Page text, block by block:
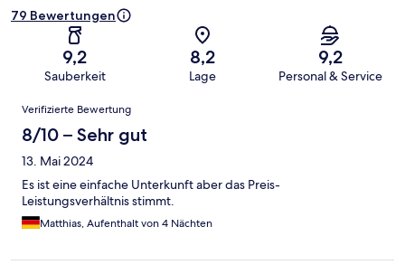
79 Bewertungen
9,2
Sauberkeit
8,2
Lage
9,2
Personal & Service
Bewertungen
Verifizierte Bewertung
8/10 – Sehr gut
13. Mai 2024
Es ist eine einfache Unterkunft aber das Preis-
Leistungsverhältnis stimmt.
Matthias, Aufenthalt von 4 Nächten